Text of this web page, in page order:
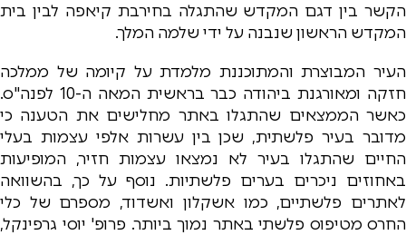
הקשר בין דגם המקדש שהתגלה בחירבת קיאפה לבין בית
המקדש הראשון שנבנה על ידי שלמה המלך.
העיר המבוצרת והמתוכננת מלמדת על קיומה של ממלכה
חזקה ומאורגנת ביהודה כבר בראשית המאה ה-10 לפנה"ס.
כאשר הממצאים שהתגלו באתר מחלישים את הטענה כי
מדובר בעיר פלשתית, שכן בין עשרות אלפי עצמות בעלי
החיים שהתגלו בעיר לא נמצאו עצמות חזיר, המופיעות
באחוזים ניכרים בערים פלשתיות. נוסף על כך, בהשוואה
לאתרים פלשתיים, כמו אשקלון ואשדוד, מספרם של כלי
החרס מטיפוס פלשתי באתר נמוך ביותר. פרופ' יוסי גרפינקל,